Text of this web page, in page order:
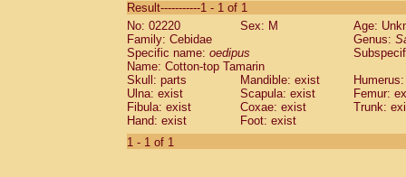
CebidaeSaguinus labiatus(0)
Cebidae Saguinus leucopus (0)
Cebidae
CebidaeSaguinus mystax
Cebidae Saguinus nigricollis (0)
Cebidae Saguinus oedipus
Cebidae Saguinus weddelli
Cebidae Saguinusspp.
Cebidae
Result-----------1 - 1 of 1
No: 02220
Sex: M
Age:
Family: Cebidae
Genus:
Specific name: oedipus
Name: Cotton-top Tamarin
Skull: parts
Mandible: exist
Ulna: exist
Scapula: exist
Femur:
Fibula: exist
Coxae: exist
Trunk:
Hand: exist
Foot: exist
1 - 1 of 1